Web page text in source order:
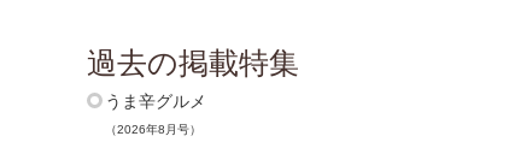
過去の掲載特集
うま辛グルメ
（2026年8月号）